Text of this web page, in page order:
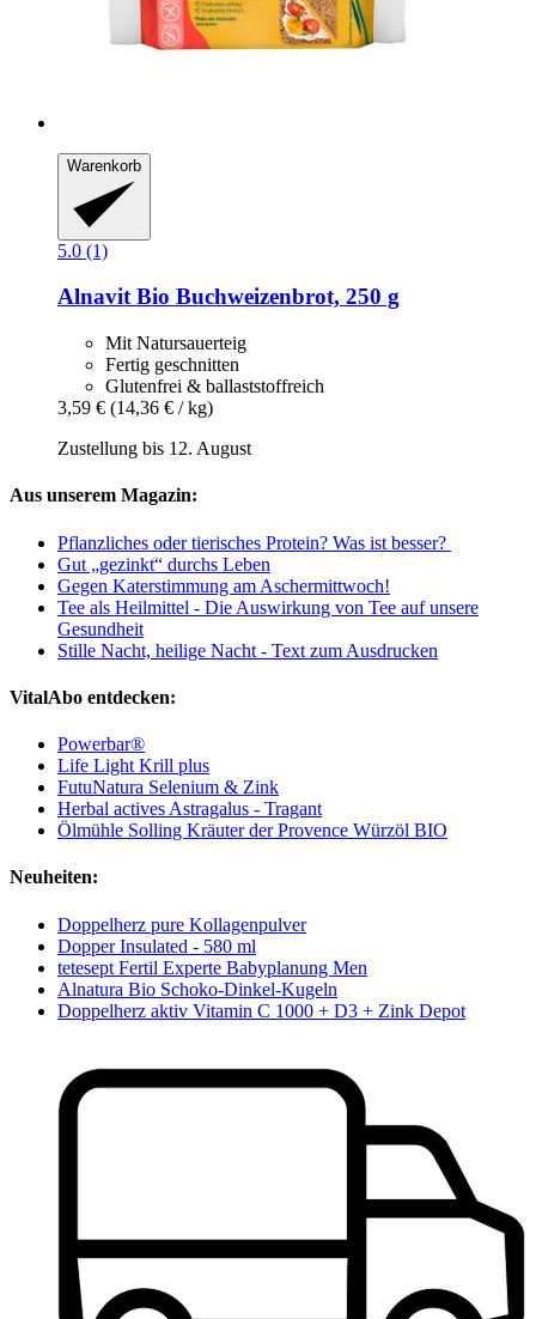
Warenkorb
5.0 (1)
AlnavitBio Buchweizenbrot, 250 g
Mit Natursauerteig
Fertig geschnitten
Glutenfrei & ballaststoffreich
3,59 € (14,36 € / kg)
Zustellung bis 12. August
Aus unserem Magazin:
Pflanzliches oder tierisches Protein? Was ist besser?
Gut „gezinkt“ durchs Leben
Gegen Katerstimmung am Aschermittwoch!
Tee als Heilmittel - Die Auswirkung von Tee auf unsere
Gesundheit
Stille Nacht, heilige Nacht - Text zum Ausdrucken
VitalAbo entdecken:
Powerbar®
Life Light Krill plus
FutuNatura Selenium & Zink
Herbal actives Astragalus - Tragant
Ölmühle Solling Kräuter der Provence Würzöl BIO
Neuheiten:
Doppelherz pure Kollagenpulver
Dopper Insulated - 580 ml
tetesept Fertil Experte Babyplanung Men
Alnatura Bio Schoko-Dinkel-Kugeln
Doppelherz aktiv Vitamin C 1000 + D3 + Zink Depot